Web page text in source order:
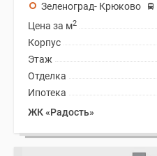
Зеленоград- Крюково
Цена за м2
Корпус
Этаж
Отделка
Ипотека
ЖК «Радость»